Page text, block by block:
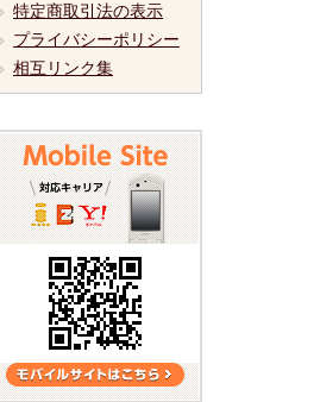
特定商取引法の表示
プライバシーポリシー
相互リンク集